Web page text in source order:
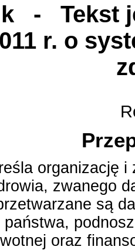
- Tekst
r. o
organizację i
zwanego
są
państwa,
oraz